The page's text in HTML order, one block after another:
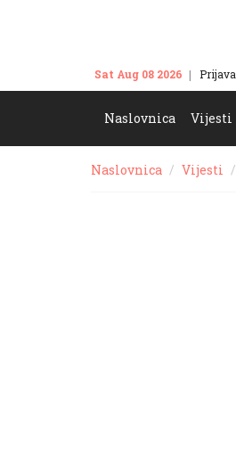
Sat Aug 08 2026 Prijava
Naslovnica Vijesti
Naslovnica Vijesti